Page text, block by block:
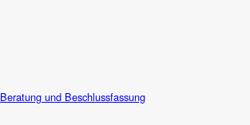
Beratung und Beschlussfassung